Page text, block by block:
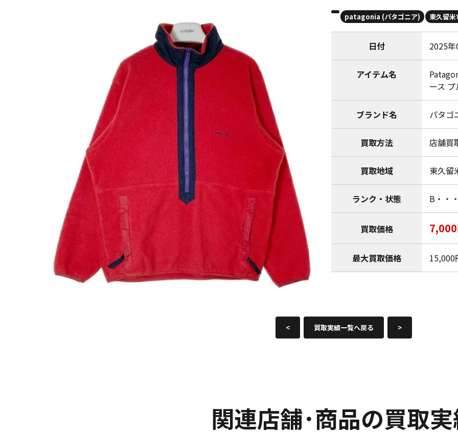
patagonia (パタゴニア) 東久留米
日付 2025
アイテム名
ース
ブランド名 パタゴ
買取方法 店舗買
買取地域 東久留
ランク・状態 B・・
買取価格
最大買取価格 15,000
< 買取実績一覧へ戻る >
関連店舗･商品の買取